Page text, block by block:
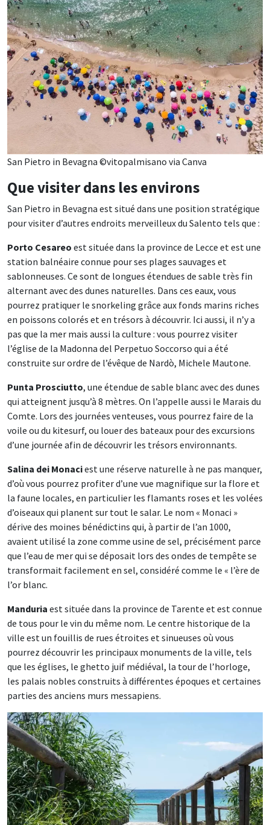
San Pietro in Bevagna ©vitopalmisano via Canva
Que visiter dans les environs
San Pietro in Bevagna est situé dans une position stratégique
pour visiter d’autres endroits merveilleux du Salento tels que :
Porto Cesareo est située dans la province de Lecce et est une
station balnéaire connue pour ses plages sauvages et
sablonneuses. Ce sont de longues étendues de sable très fin
alternant avec des dunes naturelles. Dans ces eaux, vous
pourrez pratiquer le snorkeling grâce aux fonds marins riches
en poissons colorés et en trésors à découvrir. Ici aussi, il n’y a
pas que la mer mais aussi la culture : vous pourrez visiter
l’église de la Madonna del Perpetuo Soccorso qui a été
construite sur ordre de l’évêque de Nardò, Michele Mautone.
Punta Prosciutto, une étendue de sable blanc avec des dunes
qui atteignent jusqu’à 8 mètres. On l’appelle aussi le Marais du
Comte. Lors des journées venteuses, vous pourrez faire de la
voile ou du kitesurf, ou louer des bateaux pour des excursions
d’une journée afin de découvrir les trésors environnants.
Salina dei Monaciest une réserve naturelle à ne pas manquer,
d’où vous pourrez profiter d’une vue magnifique sur la flore et
la faune locales, en particulier les flamants roses et les volées
d’oiseaux qui planent sur tout le salar. Le nom « Monaci »
dérive des moines bénédictins qui, à partir de l’an 1000,
avaient utilisé la zone comme usine de sel, précisément parce
que l’eau de mer qui se déposait lors des ondes de tempête se
transformait facilement en sel, considéré comme le « l’ère de
l’or blanc.
Manduria est située dans la province de Tarente et est connue
de tous pour le vin du même nom. Le centre historique de la
ville est un fouillis de rues étroites et sinueuses où vous
pourrez découvrir les principaux monuments de la ville, tels
que les églises, le ghetto juif médiéval, la tour de l’horloge,
les palais nobles construits à différentes époques et certaines
parties des anciens murs messapiens.